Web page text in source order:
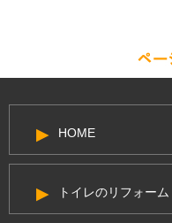
HOME
トイレのリフォーム